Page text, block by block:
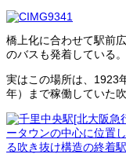
橋上化に合わせて駅前
のバスも発着している。
実はこの場所は、1923
年）まで稼働していた